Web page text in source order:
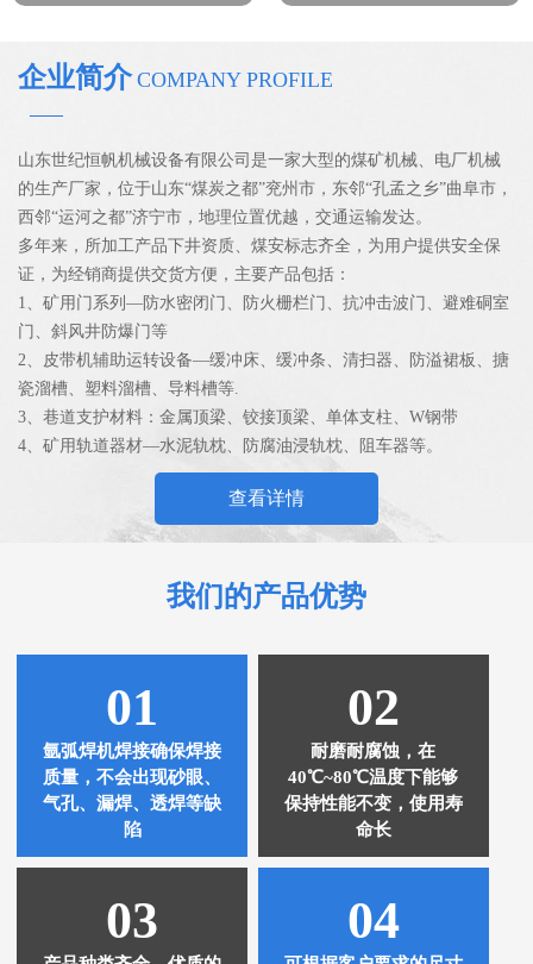
企业简介 COMPANY PROFILE
——
山东世纪恒帆机械设备有限公司是一家大型的煤矿机械、电厂机械
的生产厂家，位于山东“煤炭之都”兖州市，东邻“孔孟之乡”曲阜市，
西邻“运河之都”济宁市，地理位置优越，交通运输发达。
多年来，所加工产品下井资质、煤安标志齐全，为用户提供安全保
证，为经销商提供交货方便，主要产品包括：
1、矿用门系列—防水密闭门、防火栅栏门、抗冲击波门、避难硐室
门、斜风井防爆门等
2、皮带机辅助运转设备—缓冲床、缓冲条、清扫器、防溢裙板、搪
瓷溜槽、塑料溜槽、导料槽等.
3、巷道支护材料：金属顶梁、铰接顶梁、单体支柱、W钢带
4、矿用轨道器材—水泥轨枕、防腐油浸轨枕、阻车器等。
查看详情
我们的产品优势
01
氩弧焊机焊接确保焊接
质量，不会出现砂眼、
气孔、漏焊、透焊等缺
陷
02
耐磨耐腐蚀，在
40℃~80℃温度下能够
保持性能不变，使用寿
命长
03 04